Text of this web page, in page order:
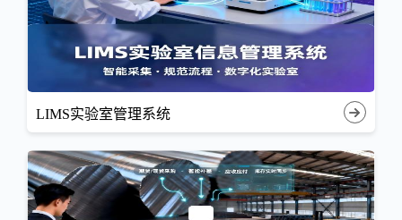
LIMS实验室管理系统